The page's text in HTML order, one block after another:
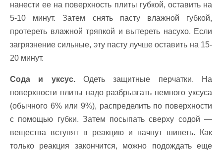
нанести ее на поверхность плиты губкой, оставить на
5-10 минут. Затем снять пасту влажной губкой,
протереть влажной тряпкой и вытереть насухо. Если
загрязнение сильные, эту пасту лучше оставить на 15-
20 минут.
Сода и уксус.Одеть защитные перчатки. На
поверхности плиты надо разбрызгать немного уксуса
(обычного 6% или 9%), распределить по поверхности
с помощью губки. Затем посыпать сверху содой —
вещества вступят в реакцию и начнут шипеть. Как
только реакция закончится, можно подождать еще